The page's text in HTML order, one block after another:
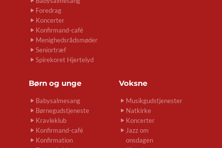
Foredrag
Koncerter
Konfirmand-café
Menighedsrådsmøder
Seniortræf
Spirekoret Hjertelyd
Børn og unge
Babysalmesang
Børnegudstjeneste
Kravleklub
Konfirmand-café
Konfirmation
Voksne
Musikgudstjenester
Natkirke
Koncerter
Jazz om
onsdagen